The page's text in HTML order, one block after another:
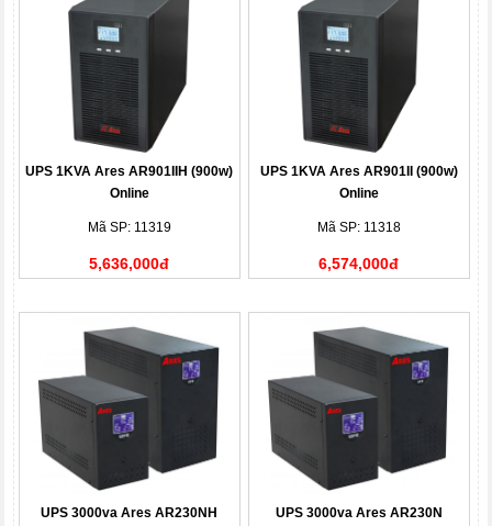
UPS 1KVA Ares AR901IIH (900w)
Online
Mã SP: 11319
5,636,000đ
UPS 1KVA Ares AR901II (900w)
Online
Mã SP: 11318
6,574,000đ
UPS 3000va Ares AR230NH
UPS 3000va Ares AR230N